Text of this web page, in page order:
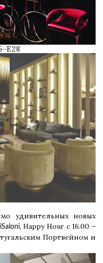
E28
удивительных новых
iSaloni, Happy Hour с 16.00 –
Портвейном и